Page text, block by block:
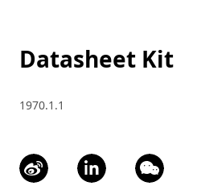
Datasheet Kit
1970.1.1